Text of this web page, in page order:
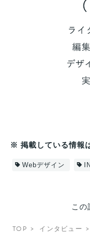
※ 掲載している情報
Webデザイン
この
TOP インタビュー